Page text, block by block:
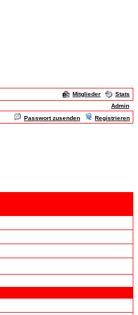
Mitglieder
Stats
Admin
Passwort zusenden Registrieren